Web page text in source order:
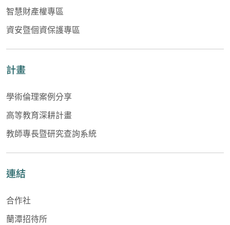
智慧財產權專區
資安暨個資保護專區
計畫
學術倫理案例分享
高等教育深耕計畫
教師專長暨研究查詢系統
連結
合作社
蘭潭招待所